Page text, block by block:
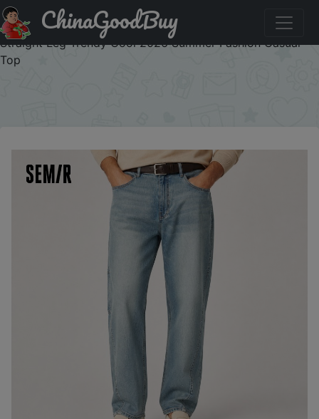
Купить по скидке :J1ODM35MUGXD Semir Men Pants
Denim Vintage Cotton Workwear Slightly Wide Loose
Straight Leg Trendy Cool 2026 Summer Fashion Casual
Top
ChinaGoodBuy